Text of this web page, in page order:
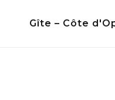
Gîte – Côte